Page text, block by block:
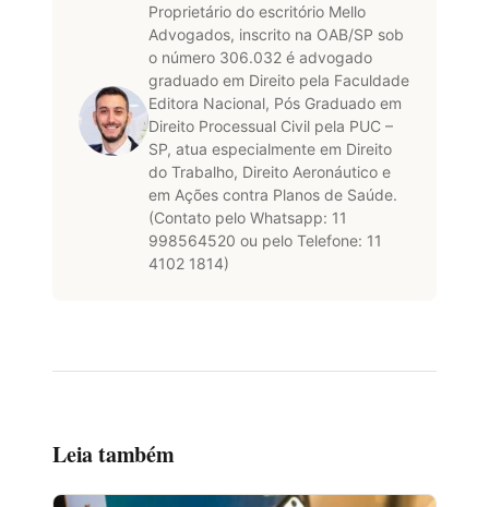
Proprietário do escritório Mello
Advogados, inscrito na OAB/SP sob
o número 306.032 é advogado
graduado em Direito pela Faculdade
Editora Nacional, Pós Graduado em
Direito Processual Civil pela PUC –
SP, atua especialmente em Direito
do Trabalho, Direito Aeronáutico e
em Ações contra Planos de Saúde.
(Contato pelo Whatsapp: 11
998564520 ou pelo Telefone: 11
4102 1814)
Leia também